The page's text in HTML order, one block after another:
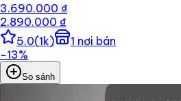
3.690.000 ₫
2.890.000 ₫
5.0(1k) 1 nơi bán
−13%
So sánh